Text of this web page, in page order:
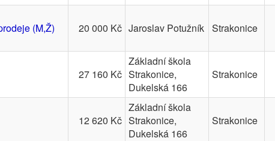
(M,Ž) 20 000 Kč Jaroslav Potužník Strakonice
27 160 Kč
Základní škola
Strakonice,
Dukelská 166
Strakonice
12 620 Kč
Základní škola
Strakonice,
Dukelská 166
Strakonice